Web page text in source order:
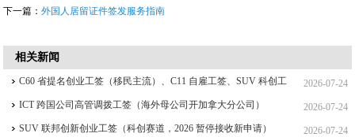
下一篇：外国人居留证件签发服务指南
相关新闻
2026-07-24
C60 省提名创业工签（移民主流）、C11 自雇工签、SUV 科创工
签、ICT 跨国高管工签比较 2026-07-24
ICT 跨国公司高管调拨工签（海外母公司开加拿大分公司）
2026-07-24
SUV 联邦创新创业工签（科创赛道，2026 暂停接收新申请）